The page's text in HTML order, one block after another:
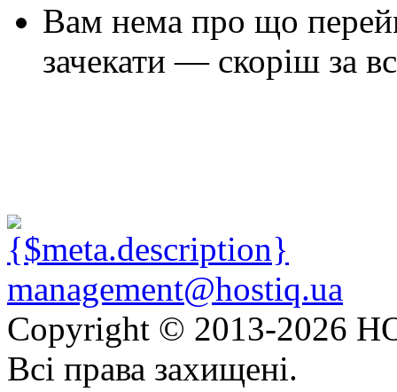
Вам нема про що
зачекати — скоріш за
management@hostiq.ua
Copyright © 2013-2026
Всі права захищені.